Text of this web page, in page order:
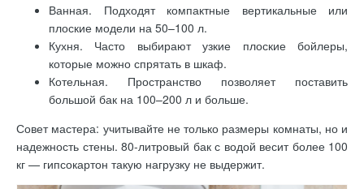
Ванная. Подходят компактные вертикальные или
плоские модели на 50–100 л.
Кухня. Часто выбирают узкие плоские бойлеры,
которые можно спрятать в шкаф.
Котельная. Пространство позволяет поставить
большой бак на 100–200 л и больше.
Совет мастера: учитывайте не только размеры комнаты, но и
надежность стены. 80-литровый бак с водой весит более 100
кг — гипсокартон такую нагрузку не выдержит.